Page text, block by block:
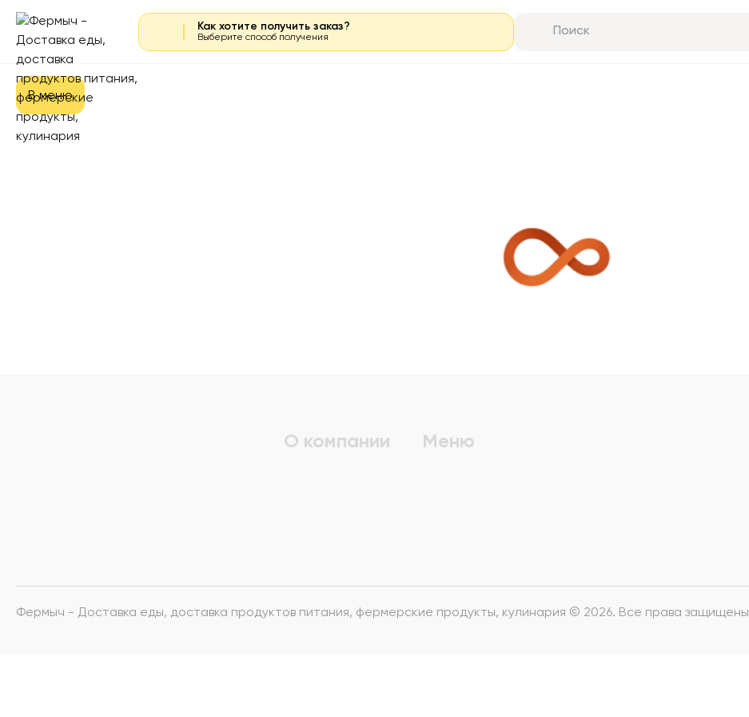
Как хотите получить заказ?
Выберите способ получения
В меню
О компании Меню
Фермыч - Доставка еды, доставка продуктов питания, фермерские продукты, кулинария © 2026. Все права защищены